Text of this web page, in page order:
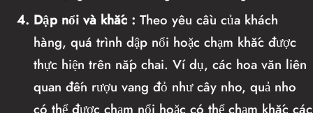
4. Dập nổi và khắc : Theo yêu cầu của khách
hàng, quá trình dập nổi hoặc chạm khắc được
thực hiện trên nắp chai. Ví dụ, các hoa văn liên
quan đến rượu vang đỏ như cây nho, quả nho